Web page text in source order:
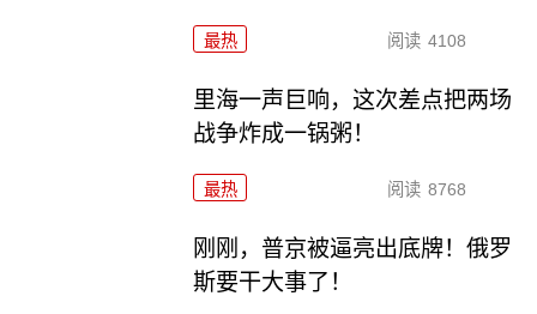
最热 阅读 4108
里海一声巨响，这次差点把两场
战争炸成一锅粥！
最热 阅读 8768
刚刚，普京被逼亮出底牌！俄罗
斯要干大事了！